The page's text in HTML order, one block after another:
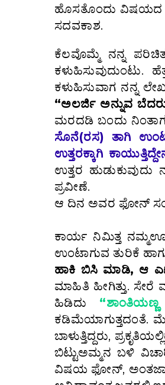
ಹೊಸತೊಂದು ವಿಷಯದ
ಸದವಕಾಶ.
ಕೆಲವೊಮ್ಮೆ ನನ್ನ
ಕಳುಹಿಸುವಾಗ ನನ್ನ
“ಅಲರ್ಜಿ‌ ಅನ್ನುವ
ಮರದಡಿ ಬಂದು ನಿಂತಾಗ
ಸೊನೆ(ರಸ) ತಾಗಿ‌
ಉತ್ತರಕ್ಕಾಗಿ
ಉತ್ತರ
ಪ್ರವೀಣೆ.
ಆ ದಿನ ಅವರ ಫೋನ್
ಕಾರ್ಯ ನಿಮಿತ್ತ
ಉಂಟಾಗುವ ತುರಿಕೆ
ಹಾಕಿ ಬಿಸಿ ಮಾಡಿ, ಆ
ಮಾಹಿತಿ ಹೀಗಿತ್ತು.
ಹಿಡಿದು
ಕಡಿಮೆಯಾಗುತ್ತದಂತೆ.
ಬಾಳುತ್ತಿದ್ದರು,
ಬಿಟ್ಟು‌ಅಮ್ಮನ ಬಳಿ
ವಿಷಯ ಫೋನ್,